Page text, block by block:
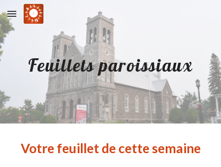
Skip to main content
Feuillets paroissiaux
Votre feuillet de cette semaine